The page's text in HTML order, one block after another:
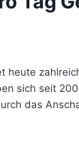
heute
sich seit
das